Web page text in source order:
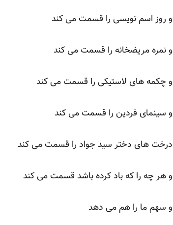
و روز اسم نویسی را قسمت می کند
و نمره مریضخانه را قسمت می کند
و چکمه های لاستیکی را قسمت می کند
و سینمای فردین را قسمت می کند
درخت های دختر سید جواد را قسمت می کند
و هر چه را که باد کرده باشد قسمت می کند
و سهم ما را هم می دهد